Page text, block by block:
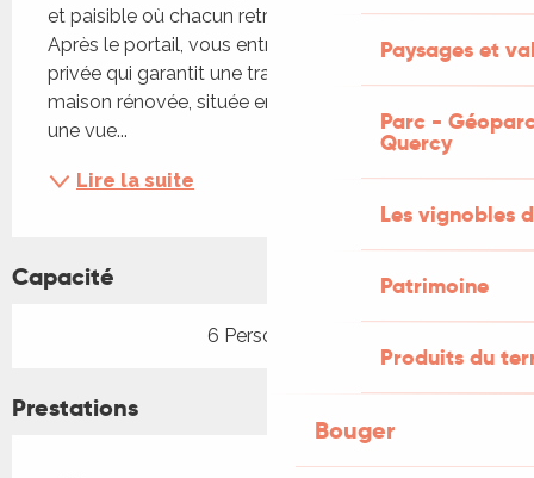
Paysages et
Parc -
Quercy
Les vignobles
Patrimoine
Produits du
Bouger
et paisible où chacun retrouve calme et liberté.
Après le portail, vous entrez dans une vallée
privée qui garantit une tranquillité absolue. La
maison rénovée, située en lisière de forêt, offre
une vue...
Lire la suite
Capacité
6 Personne(s)
Prestations